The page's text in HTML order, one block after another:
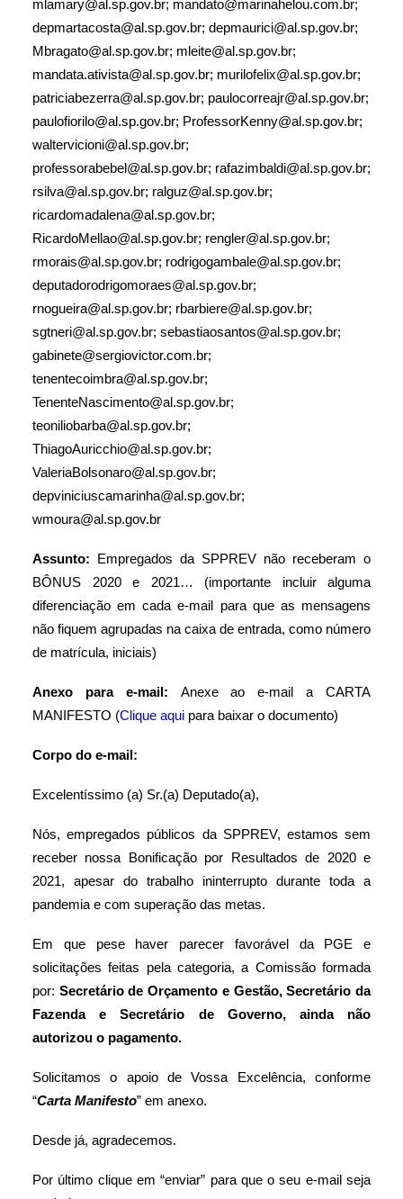
mlamary@al.sp.gov.br; mandato@marinahelou.com.br;
depmartacosta@al.sp.gov.br; depmaurici@al.sp.gov.br;
Mbragato@al.sp.gov.br; mleite@al.sp.gov.br;
mandata.ativista@al.sp.gov.br; murilofelix@al.sp.gov.br;
patriciabezerra@al.sp.gov.br; paulocorreajr@al.sp.gov.br;
paulofiorilo@al.sp.gov.br; ProfessorKenny@al.sp.gov.br;
waltervicioni@al.sp.gov.br;
professorabebel@al.sp.gov.br; rafazimbaldi@al.sp.gov.br;
rsilva@al.sp.gov.br; ralguz@al.sp.gov.br;
ricardomadalena@al.sp.gov.br;
RicardoMellao@al.sp.gov.br; rengler@al.sp.gov.br;
rmorais@al.sp.gov.br; rodrigogambale@al.sp.gov.br;
deputadorodrigomoraes@al.sp.gov.br;
rnogueira@al.sp.gov.br; rbarbiere@al.sp.gov.br;
sgtneri@al.sp.gov.br; sebastiaosantos@al.sp.gov.br;
gabinete@sergiovictor.com.br;
tenentecoimbra@al.sp.gov.br;
TenenteNascimento@al.sp.gov.br;
teoniliobarba@al.sp.gov.br;
ThiagoAuricchio@al.sp.gov.br;
ValeriaBolsonaro@al.sp.gov.br;
depviniciuscamarinha@al.sp.gov.br;
wmoura@al.sp.gov.br
Assunto: Empregados da SPPREV não receberam o
BÔNUS 2020 e 2021… (importante incluir alguma
diferenciação em cada e-mail para que as mensagens
não fiquem agrupadas na caixa de entrada, como número
de matrícula, iniciais)
Anexo para e-mail: Anexe ao e-mail a CARTA
MANIFESTO (Clique aqui para baixar o documento)
Corpo do e-mail:
Excelentíssimo (a) Sr.(a) Deputado(a),
Nós, empregados públicos da SPPREV, estamos sem
receber nossa Bonificação por Resultados de 2020 e
2021, apesar do trabalho ininterrupto durante toda a
pandemia e com superação das metas.
Em que pese haver parecer favorável da PGE e
solicitações feitas pela categoria, a Comissão formada
por: Secretário de Orçamento e Gestão, Secretário da
Fazenda e Secretário de Governo, ainda não
autorizou o pagamento.
Solicitamos o apoio de Vossa Excelência, conforme
“Carta Manifesto” em anexo.
Desde já, agradecemos.
Por último clique em “enviar” para que o seu e-mail seja